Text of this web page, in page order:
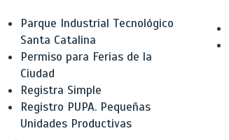
Parque Industrial Tecnológico
Santa Catalina
Permiso para Ferias de la
Ciudad
Registra Simple
Registro PUPA. Pequeñas
Unidades Productivas